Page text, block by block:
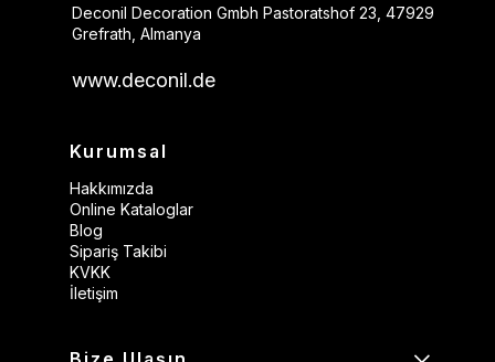
Deconil Decoration Gmbh Pastoratshof 23, 47929
Grefrath, Almanya
www.deconil.de
Kurumsal
Hakkımızda
Online Kataloglar
Blog
Sipariş Takibi
KVKK
İletişim